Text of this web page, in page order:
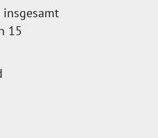
insgesamt
15